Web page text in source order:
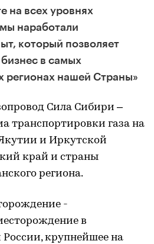
на всех уровнях
наработали
который позволяет
в самых
регионах нашей Страны»
Сила Сибири –
транспортировки газа на
и Иркутской
край и страны
региона.
-
в
крупнейшее на